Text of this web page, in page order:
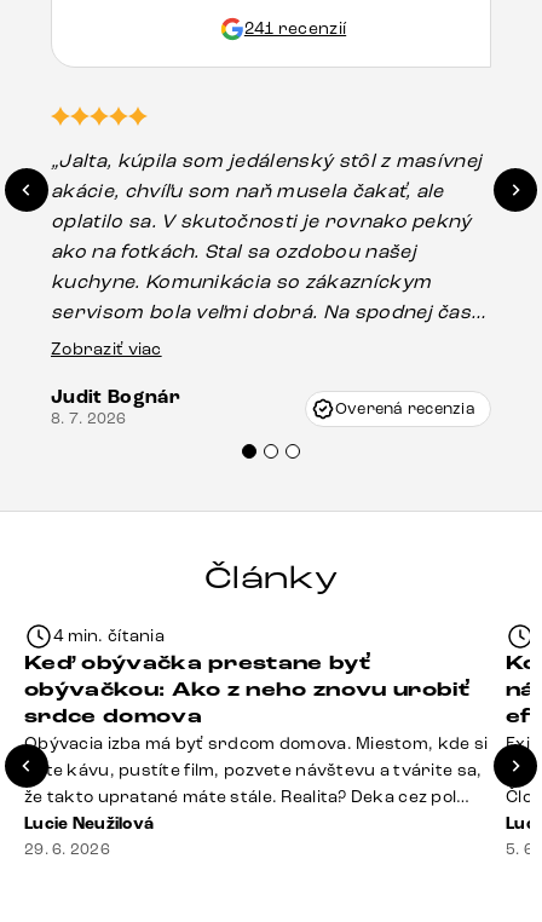
241 recenzií
„Jalta, kúpila som jedálenský stôl z masívnej
akácie, chvíľu som naň musela čakať, ale
oplatilo sa. V skutočnosti je rovnako pekný
ako na fotkách. Stal sa ozdobou našej
kuchyne. Komunikácia so zákazníckym
servisom bola veľmi dobrá. Na spodnej časti
stola bolo malé poškodenie, pravdepodobne
Vincze pri riešení mojej záležitosti pristúpili
veľmi korektne. Odporúčam produkty Delife
Zobraziť viac
Judit Bognár
8. 7. 2026 Overená recenzia
Články
4 min. čítania
Keď obývačka prestane byť
obývačkou: Ako z neho znovu urobiť
srdce domova
Obývacia izba má byť srdcom domova. Miestom, kde si
dáte kávu, pustíte film, pozvete návštevu a tvárite sa,
že takto upratané máte stále. Realita? Deka cez pol
sedačky, ovládač záhadne zmizol, konferenčný stolík
slúži ako odkladisko všetkého od účteniek po balzam
Lucie Neužilová
29. 6. 2026
si
5.